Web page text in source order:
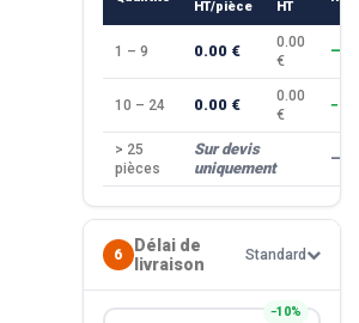
HT/pièce HT
1 – 9 0.00 €
0.00
€
—
10 – 24 0.00 €
0.00
€
> 25
pièces
Sur devis
uniquement
—
6
Délai de
livraison
Standard
−10%